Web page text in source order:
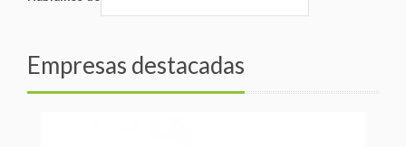
Empresas destacadas